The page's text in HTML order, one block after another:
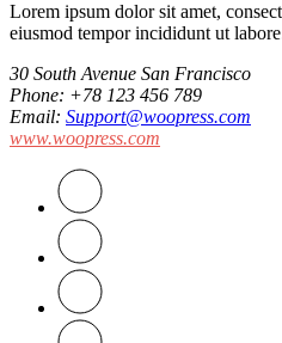
Lorem ipsum dolor sit amet,
eiusmod tempor incididunt ut
30 South Avenue San Francisco
Phone: +78 123 456 789
Email: Support@woopress.com
www.woopress.com